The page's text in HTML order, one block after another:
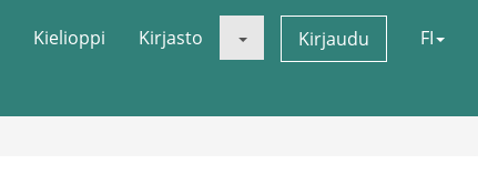
Kielioppi Kirjasto Kirjaudu FI